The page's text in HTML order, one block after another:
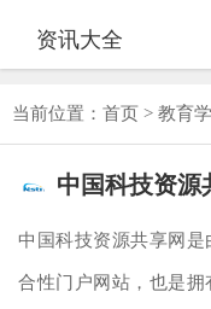
资讯大全
当前位置： 首页 > 教育
中国科技资源
中国科技资源共享网
合性门户网站，也是